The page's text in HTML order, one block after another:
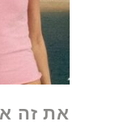
את זה